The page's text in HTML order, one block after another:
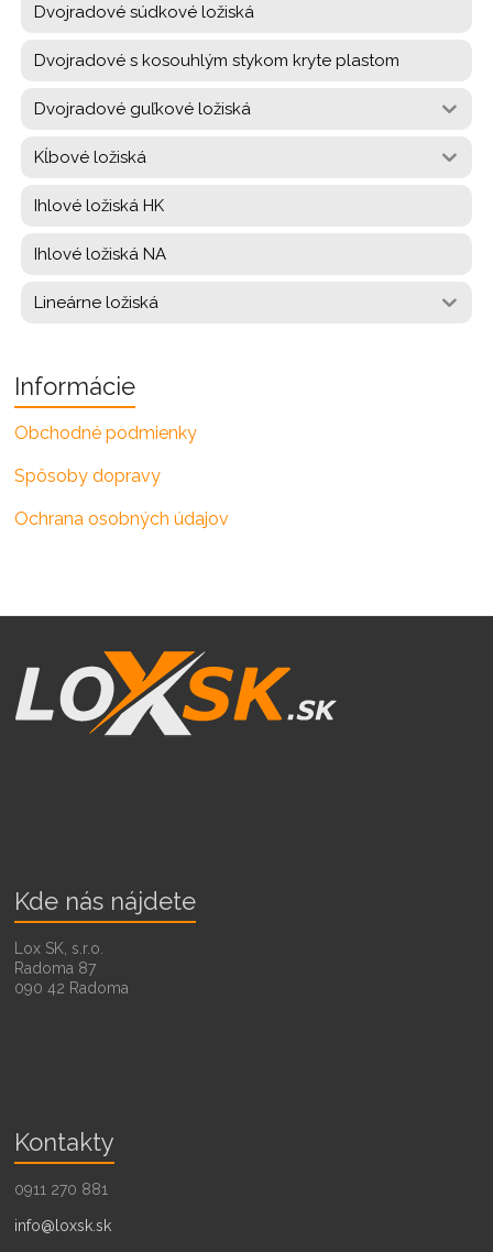
Dvojradové súdkové ložiská
Dvojradové s kosouhlým stykom kryte plastom
Dvojradové guľkové ložiská
Kĺbové ložiská
Ihlové ložiská HK
Ihlové ložiská NA
Lineárne ložiská
Informácie
Obchodné podmienky
Spôsoby dopravy
Ochrana osobných údajov
Kde nás nájdete
Lox SK, s.r.o.
Radoma 87
090 42 Radoma
Kontakty
0911 270 881
info@loxsk.sk